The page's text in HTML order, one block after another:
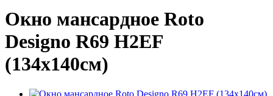
Окно мансардное Roto
Designo R69 H2EF
(134x140см)